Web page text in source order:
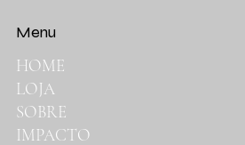
HOME
LOJA
SOBRE
IMPACTO
Menu